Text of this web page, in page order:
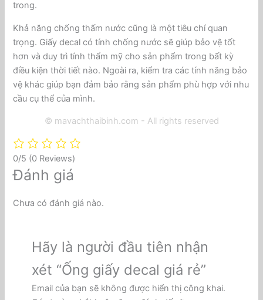
trong.
Khả năng chống thấm nước cũng là một tiêu chí quan
trọng. Giấy decal có tính chống nước sẽ giúp bảo vệ tốt
hơn và duy trì tính thẩm mỹ cho sản phẩm trong bất kỳ
điều kiện thời tiết nào. Ngoài ra, kiểm tra các tính năng bảo
vệ khác giúp bạn đảm bảo rằng sản phẩm phù hợp với nhu
cầu cụ thể của mình.
© mavachthaibinh.com - All rights reserved
0/5 (0 Reviews)
Đánh giá
Chưa có đánh giá nào.
Hãy là người đầu tiên nhận
xét “Ống giấy decal giá rẻ”
Email của bạn sẽ không được hiển thị công khai.